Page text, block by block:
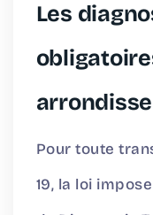
Les
Pour toute
19, la loi